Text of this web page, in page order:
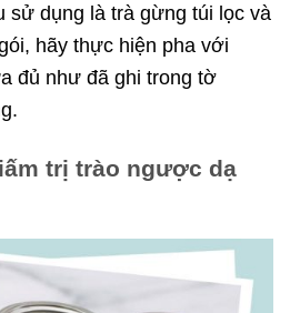
sử dụng là trà gừng túi lọc và
hãy thực hiện pha với
đủ như đã ghi trong tờ
trị trào ngược dạ